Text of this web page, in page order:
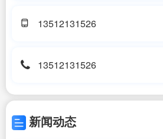
13512131526
13512131526
新闻动态